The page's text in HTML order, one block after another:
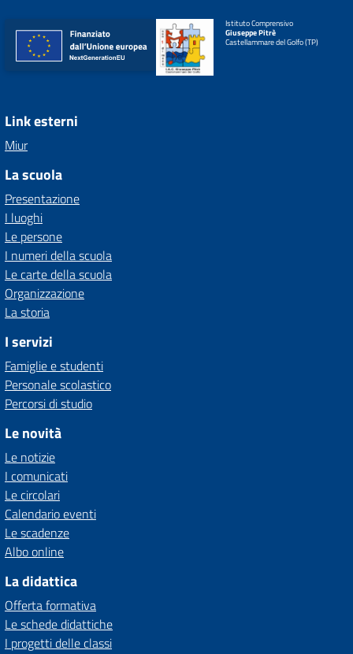
Istituto Comprensivo
Giuseppe Pitrè
Castellammare del Golfo (TP)
Link esterni
Miur
La scuola
Presentazione
I luoghi
Le persone
I numeri della scuola
Le carte della scuola
Organizzazione
La storia
I servizi
Famiglie e studenti
Personale scolastico
Percorsi di studio
Le novità
Le notizie
I comunicati
Le circolari
Calendario eventi
Le scadenze
Albo online
La didattica
Offerta formativa
Le schede didattiche
I progetti delle classi